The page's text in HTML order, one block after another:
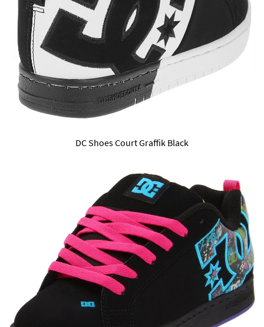
DC Shoes Court Graffik Black